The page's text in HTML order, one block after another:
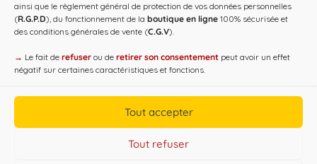
ainsi que le règlement général de protection de vos données personnelles
(R.G.P.D), du fonctionnement de la boutique en ligne 100% sécurisée et
des conditions générales de vente (C.G.V).
→ Le fait de refuser ou de retirer son consentement peut avoir un effet
négatif sur certaines caractéristiques et fonctions.
Tout accepter
Tout refuser
Copyright CAP'C 2019